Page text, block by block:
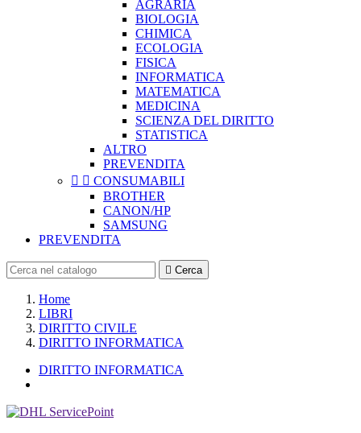
AGRARIA
BIOLOGIA
CHIMICA
ECOLOGIA
FISICA
INFORMATICA
MATEMATICA
MEDICINA
SCIENZA DEL DIRITTO
STATISTICA
ALTRO
PREVENDITA
  CONSUMABILI
BROTHER
CANON/HP
SAMSUNG
PREVENDITA
 Cerca
Home
LIBRI
DIRITTO CIVILE
DIRITTO INFORMATICA
DIRITTO INFORMATICA